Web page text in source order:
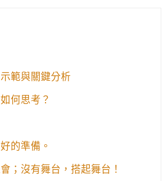
範與關鍵分析
何思考？
的準備。
；沒有舞台，搭起舞台！